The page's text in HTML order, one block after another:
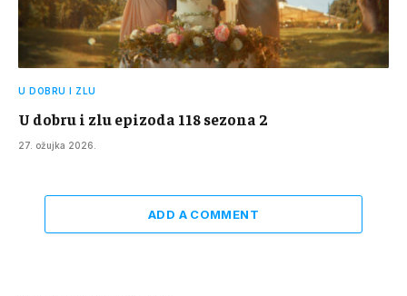
U DOBRU I ZLU
U dobru i zlu epizoda 118 sezona 2
27. ožujka 2026.
ADD A COMMENT